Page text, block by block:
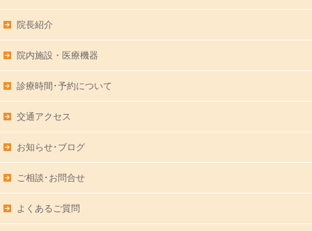
院長紹介
院内施設・医療機器
診療時間･予約について
交通アクセス
お知らせ･ブログ
ご相談･お問合せ
よくあるご質問